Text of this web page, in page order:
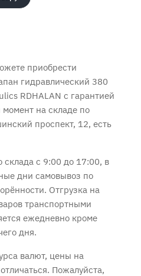
приобрести
гидравлический 380
RDHALAN с гарантией
на складе по
проспект, 12, есть
с 9:00 до 17:00, в
дни самовывоз по
Отгрузка на
транспортными
ежедневно кроме
дня.
валют, цены на
Пожалуйста,